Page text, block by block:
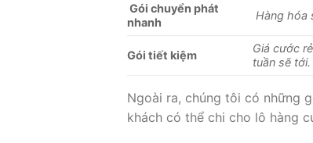
Gói chuyển phát
nhanh
Hàng hóa
Gói tiết kiệm
Giá cước
tuần sẽ tới.
Ngoài ra, chúng tôi có những
khách có thể chi cho lô hàng